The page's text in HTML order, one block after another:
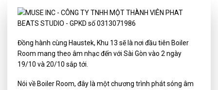
Đồng hành cùng Haustek, Khu 13 sẽ là nơi đầu tiên Boiler
Room mang theo âm nhạc đến với Sài Gòn vào 2 ngày
19/10 và 20/10 sắp tới.
Nói về Boiler Room, đây là một chương trình phát sóng âm